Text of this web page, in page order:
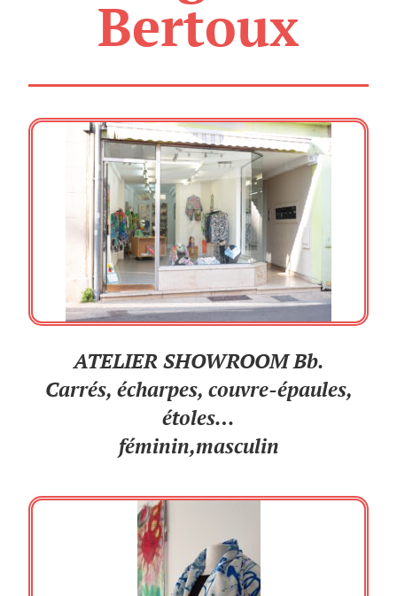
Bertoux
ATELIER SHOWROOM Bb.
Carrés, écharpes, couvre-épaules,
étoles…
féminin,masculin